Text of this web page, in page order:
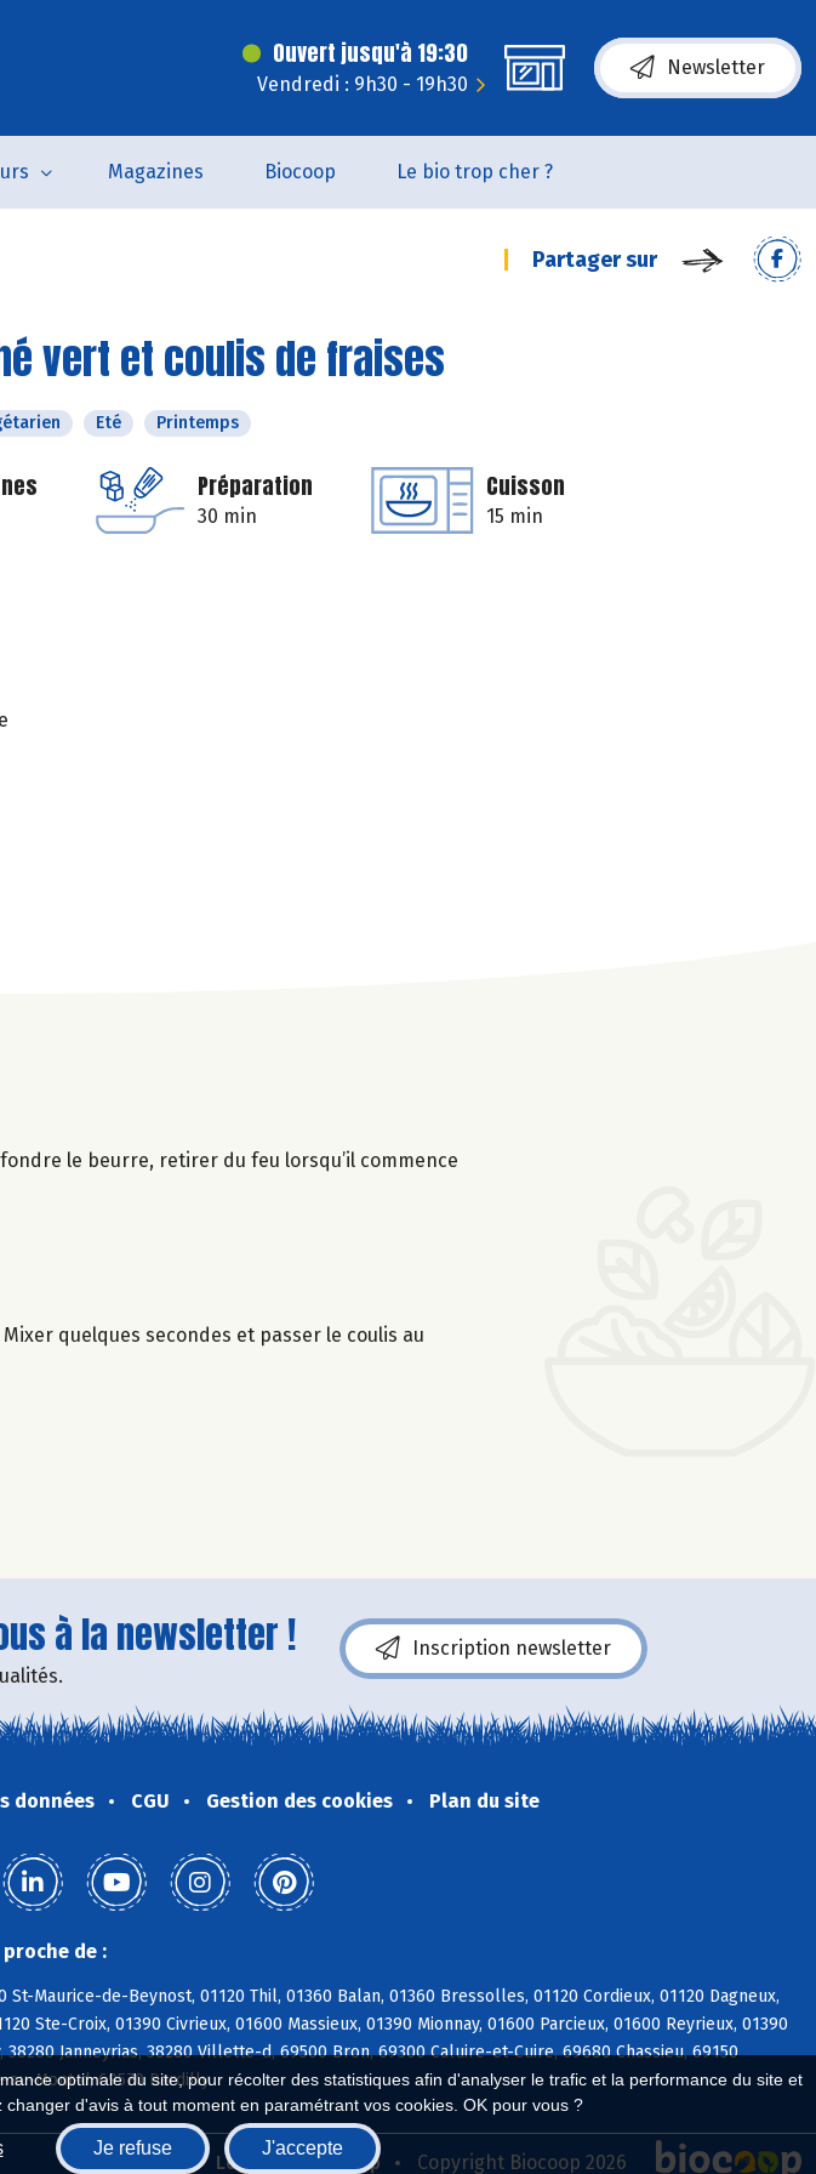
optimale du site, pour récolter des statistiques afin d'analyser le trafic et la performance du site et
d'avis à tout moment en paramétrant vos cookies. OK pour vous ?
Je refuse J'accepte
Ouvert jusqu'à 19:30
Vendredi : 9h30 - 19h30
Newsletter
Magazines Biocoop Le bio trop cher ?
Partager sur
vert et coulis de fraises
Eté Printemps
Préparation
30 min
Cuisson
15 min
le beurre, retirer du feu lorsqu’il commence
quelques secondes et passer le coulis au
à la newsletter ! Inscription newsletter
données CGU Gestion des cookies Plan du site
de :
Maurice-de-Beynost, 01120 Thil, 01360 Balan, 01360 Bressolles, 01120 Cordieux, 01120 Dagneux,
Ste-Croix, 01390 Civrieux, 01600 Massieux, 01390 Mionnay, 01600 Parcieux, 01600 Reyrieux, 01390
Janneyrias, 38280 Villette-d, 69500 Bron, 69300 Caluire-et-Cuire, 69680 Chassieu, 69150
au-Mont-d, 69570 Dardilly
Biocoop.fr Le réseau Biocoop Copyright Biocoop 2026